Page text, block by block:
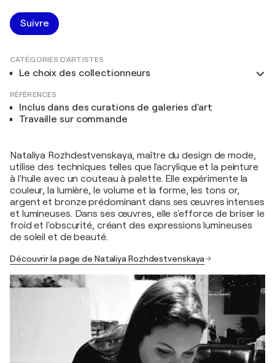
Suivre
CATÉGORIES D'ARTISTES
Le choix des collectionneurs
RÉFÉRENCES
Inclus dans des curations de galeries d'art
Travaille sur commande
Nataliya Rozhdestvenskaya, maître du design de mode,
utilise des techniques telles que l'acrylique et la peinture
à l'huile avec un couteau à palette. Elle expérimente la
couleur, la lumière, le volume et la forme, les tons or,
argent et bronze prédominant dans ses œuvres intenses
et lumineuses. Dans ses œuvres, elle s'efforce de briser le
froid et l'obscurité, créant des expressions lumineuses
de soleil et de beauté.
Découvrir la page de Nataliya Rozhdestvenskaya